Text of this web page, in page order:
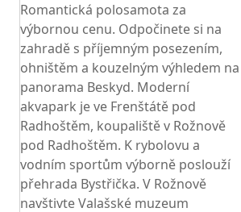
Romantická polosamota za
výbornou cenu. Odpočinete si na
zahradě s příjemným posezením,
ohništěm a kouzelným výhledem na
panorama Beskyd. Moderní
akvapark je ve Frenštátě pod
Radhoštěm, koupaliště v Rožnově
pod Radhoštěm. K rybolovu a
vodním sportům výborně poslouží
přehrada Bystřička. V Rožnově
navštivte Valašské muzeum